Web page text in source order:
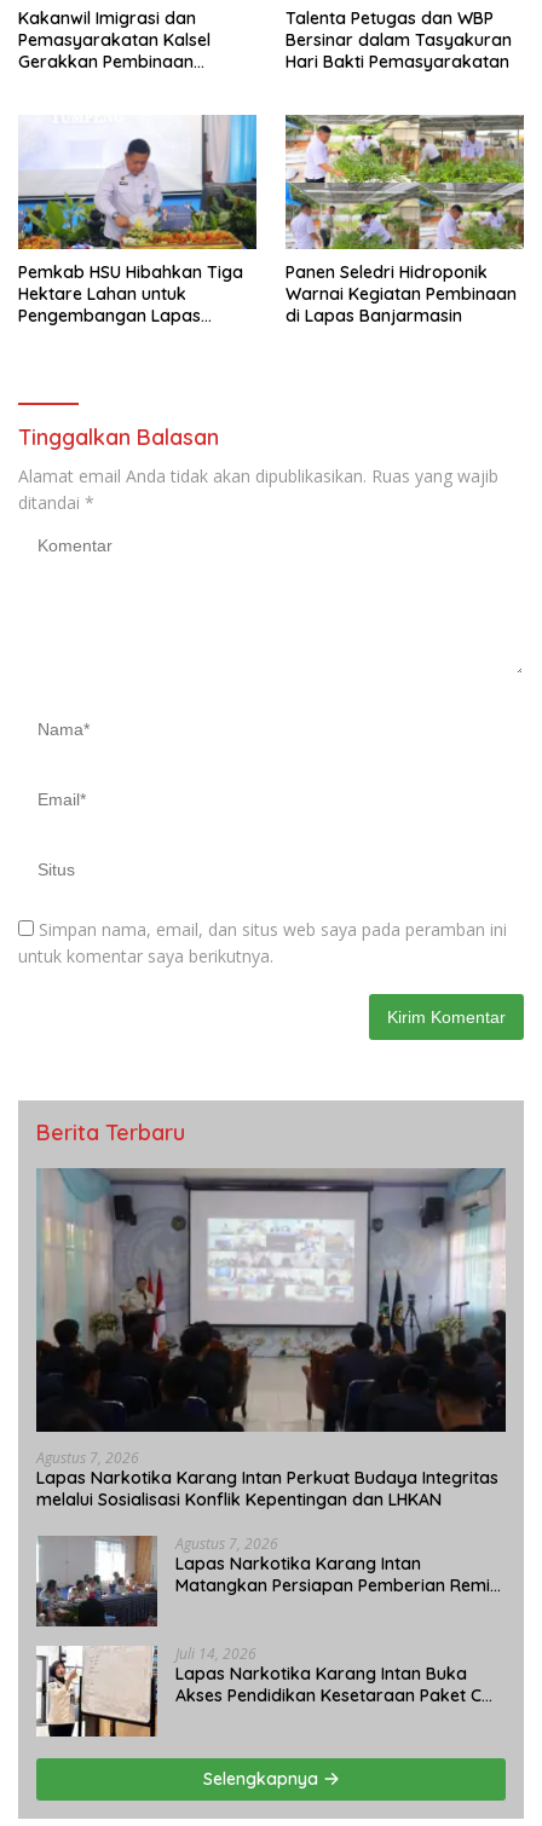
Kakanwil Imigrasi dan
Pemasyarakatan Kalsel
Gerakkan Pembinaan
Talenta Petugas dan WBP
Bersinar dalam Tasyakuran
Hari Bakti Pemasyarakatan
Pemkab HSU Hibahkan Tiga
Hektare Lahan untuk
Pengembangan Lapas
Panen Seledri Hidroponik
Warnai Kegiatan Pembinaan
di Lapas Banjarmasin
Tinggalkan Balasan
Alamat email Anda tidak akan dipublikasikan. Ruas yang wajib
ditandai *
Simpan nama, email, dan situs web saya pada peramban ini
untuk komentar saya berikutnya.
Berita Terbaru
Agustus 7, 2026
Lapas Narkotika Karang Intan Perkuat Budaya Integritas
melalui Sosialisasi Konflik Kepentingan dan LHKAN
Agustus 7, 2026
Lapas Narkotika Karang Intan
Matangkan Persiapan Pemberian Remisi
Juli 14, 2026
Lapas Narkotika Karang Intan Buka
Akses Pendidikan Kesetaraan Paket C
Selengkapnya